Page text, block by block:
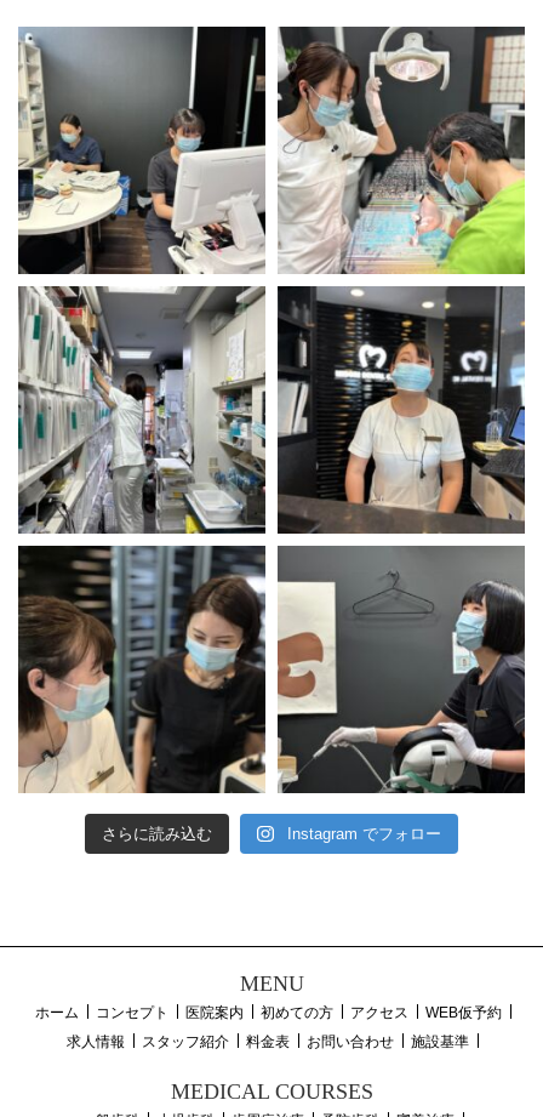
さらに読み込む Instagram でフォロー
MENU
ホーム コンセプト 医院案内 初めての方 アクセス
WEB仮予約
求人情報
スタッフ紹介 料金表 お問い合わせ 施設基準
MEDICAL COURSES